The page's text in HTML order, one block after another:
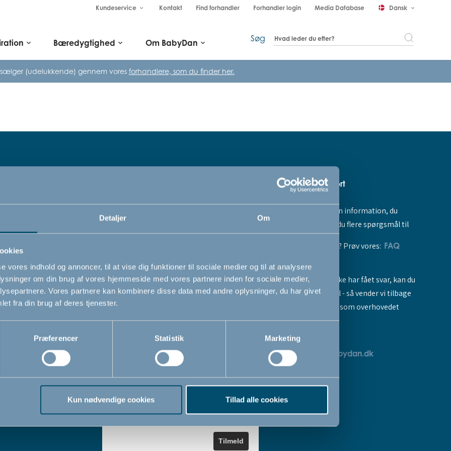
Detaljer Om
vores indhold og annoncer, til at vise dig funktioner til sociale medier og til at analysere
om din brug af vores hjemmeside med vores partnere inden for sociale medier,
Vores partnere kan kombinere disse data med andre oplysninger, du har givet
fra din brug af deres tjenester.
Præferencer Statistik Marketing
Kun nødvendige cookies Tillad alle cookies
Kundeservice keyboard_arrow_down Kontakt Find forhandler Forhandler login Media Database Dansk keyboard_arrow_down
keyboard_arrow_down Bæredygtighed keyboard_arrow_down Om BabyDan keyboard_arrow_down Søg
(udelukkende) gennem vores forhandlere, som du finder her.
vi vil bare gerne informere dig om vores
Navn
Email
Jeg accepterer at modtage nyhedsbreve
Ved at tilmelde dig vores nyhedsbrev
Tilmeld
Hjælp & support
Fandt du ikke den information, du
søgte, eller har du flere spørgsmål til
vores produkter? Prøv vores: FAQ
Hvis du stadig ikke har fået svar, kan du
sende os en mail - så vender vi tilbage
til dig så hurtigt som overhovedet
muligt:
servicedk@babydan.dk